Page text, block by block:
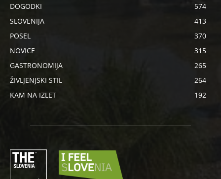
DOGODKI
574
SLOVENIJA
413
POSEL
370
NOVICE
315
GASTRONOMIJA
265
ŽIVLJENJSKI STIL
264
KAM NA IZLET
192